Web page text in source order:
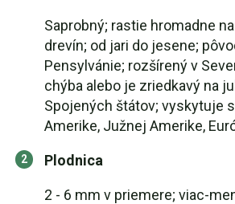
Saprobný; rastie hromadne
drevín; od jari do jesene;
Pensylvánie; rozšírený v
chýba alebo je zriedkavý na
Spojených štátov; vyskytuje
Amerike, Južnej Amerike,
Plodnica
2 - 6 mm v priemere; viac-